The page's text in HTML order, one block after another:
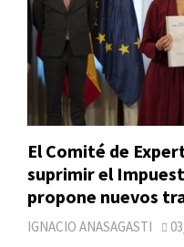
El Comité de
suprimir el
propone nuevos
IGNACIO ANASAGASTI